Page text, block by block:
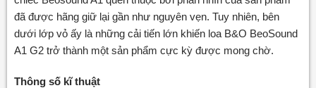
đã được hãng giữ lại gần như nguyên vẹn. Tuy nhiên, bên
dưới lớp vỏ ấy là những cải tiến lớn khiến loa B&O BeoSound
A1 G2 trở thành một sản phẩm cực kỳ được mong chờ.
Thông số kĩ thuật